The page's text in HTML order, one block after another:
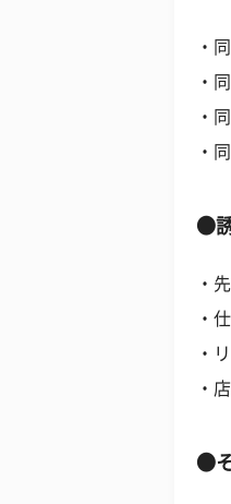
・
・
・
・
●
・
・
・
・
●